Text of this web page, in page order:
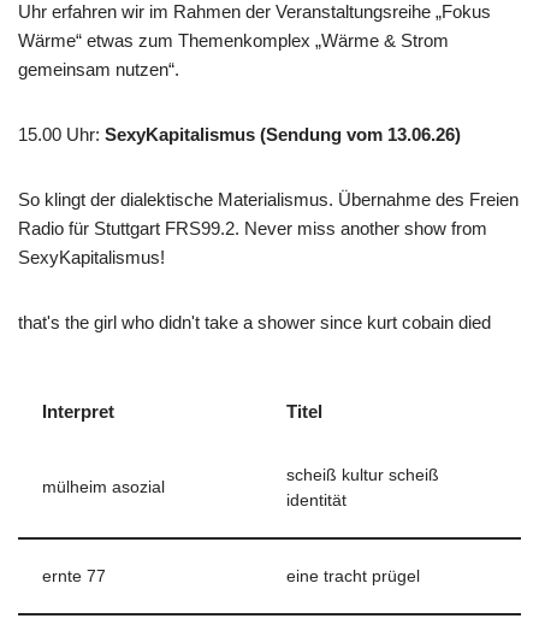
Uhr erfahren wir im Rahmen der Veranstaltungsreihe „Fokus
Wärme“ etwas zum Themenkomplex „Wärme & Strom
gemeinsam nutzen“.
15.00 Uhr: SexyKapitalismus (Sendung vom 13.06.26)
So klingt der dialektische Materialismus. Übernahme des Freien
Radio für Stuttgart FRS99.2. Never miss another show from
SexyKapitalismus!
that's the girl who didn't take a shower since kurt cobain died
Interpret Titel
mülheim asozial
scheiß kultur scheiß
identität
ernte 77 eine tracht prügel